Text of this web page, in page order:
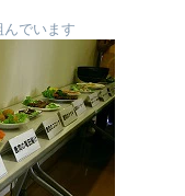
んでいます